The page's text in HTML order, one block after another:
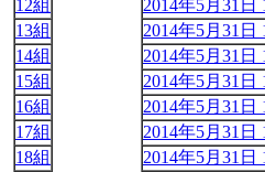
12組
2014年5月31日
13組
2014年5月31日
14組
2014年5月31日
15組
2014年5月31日
16組
2014年5月31日
17組
2014年5月31日
18組
2014年5月31日